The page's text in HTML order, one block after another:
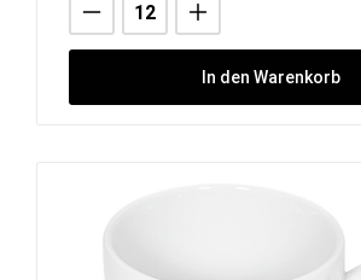
In den Warenkorb